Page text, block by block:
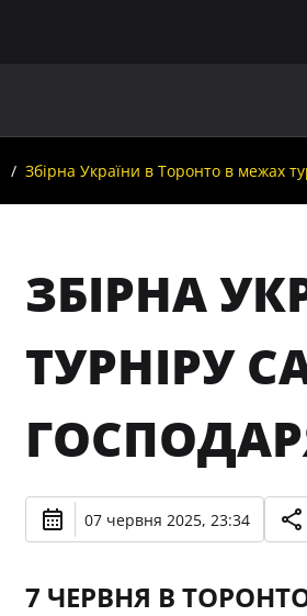
Збірна України в Торонто в межах
ЗБІРНА
ТУРНІРУ
07 червня 2025, 23:34
7 ЧЕРВНЯ В